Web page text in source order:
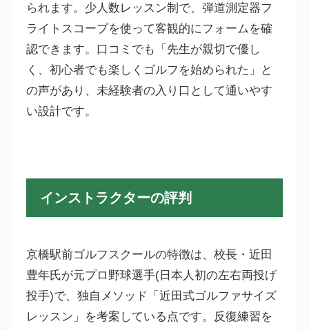
られます。少人数レッスン制で、弾道測定器フ
ライトスコープを使って客観的にフォームを確
認できます。口コミでも「先生が親切で優し
く、初心者でも楽しくゴルフを始められた」と
の声があり、未経験者の入り口として通いやす
い設計です。
インストラクターの評判
京橋駅前ゴルフスクールの特徴は、校長・近田
豊年氏が元プロ野球選手(日本人初の左右両投げ
投手)で、独自メソッド「近田式ゴルファサイズ
レッスン」を考案している点です。反復練習を